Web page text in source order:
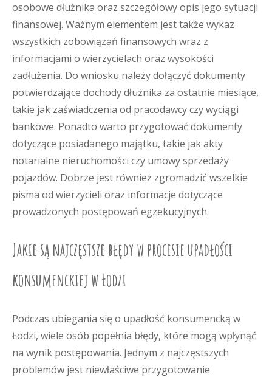
osobowe dłużnika oraz szczegółowy opis jego sytuacji
finansowej. Ważnym elementem jest także wykaz
wszystkich zobowiązań finansowych wraz z
informacjami o wierzycielach oraz wysokości
zadłużenia. Do wniosku należy dołączyć dokumenty
potwierdzające dochody dłużnika za ostatnie miesiące,
takie jak zaświadczenia od pracodawcy czy wyciągi
bankowe. Ponadto warto przygotować dokumenty
dotyczące posiadanego majątku, takie jak akty
notarialne nieruchomości czy umowy sprzedaży
pojazdów. Dobrze jest również zgromadzić wszelkie
pisma od wierzycieli oraz informacje dotyczące
prowadzonych postępowań egzekucyjnych.
Jakie są najczęstsze błędy w procesie upadłości
konsumenckiej w Łodzi
Podczas ubiegania się o upadłość konsumencką w
Łodzi, wiele osób popełnia błędy, które mogą wpłynąć
na wynik postępowania. Jednym z najczęstszych
problemów jest niewłaściwe przygotowanie